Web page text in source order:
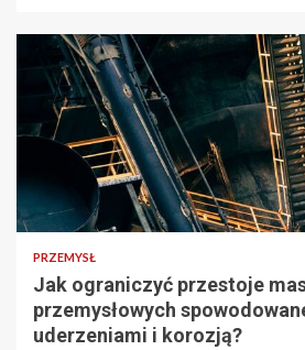
PRZEMYSŁ
Jak ograniczyć przestoje
przemysłowych
uderzeniami i korozją?